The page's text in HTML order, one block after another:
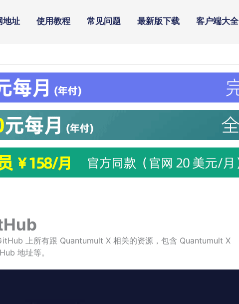
地址 使用教程 常见问题 最新版下载 客户端大全
上所有跟 Quantumult X 相关的资源，包含 Quantumult X
地址等。